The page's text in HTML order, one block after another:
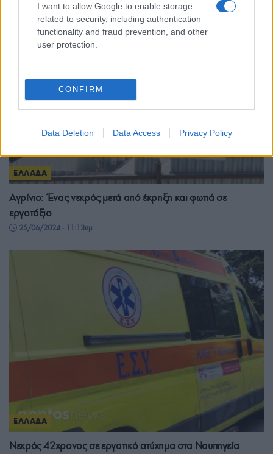
I want to allow Google to enable storage
related to security, including authentication
functionality and fraud prevention, and other
user protection.
CONFIRM
Data Deletion Data Access Privacy Policy
ΕΛΛΑΔΑ
Αγρίνιο: Ένας νεκρός μετά από έκρηξη και φωτιά σε
εργοτάξιο
25/06/2024 - 11:13πμ
ΕΛΛΑΔΑ
Νεκρός 42χρονος σε εργατικό ατύχημα στα Ναυπηγεία